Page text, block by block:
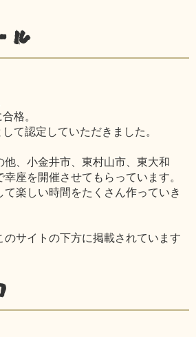
ル
格。
て認定していただきました。
、小金井市、東村山市、東大和
座を開催させてもらっています。
楽しい時間をたくさん作っていき
サイトの下方に掲載されています